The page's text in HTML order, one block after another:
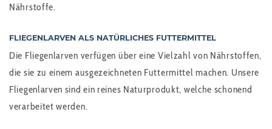
Nährstoffe.
FLIEGENLARVEN ALS NATÜRLICHES FUTTERMITTEL
Die Fliegenlarven verfügen über eine Vielzahl von Nährstoffen,
die sie zu einem ausgezeichneten Futtermittel machen. Unsere
Fliegenlarven sind ein reines Naturprodukt, welche schonend
verarbeitet werden.